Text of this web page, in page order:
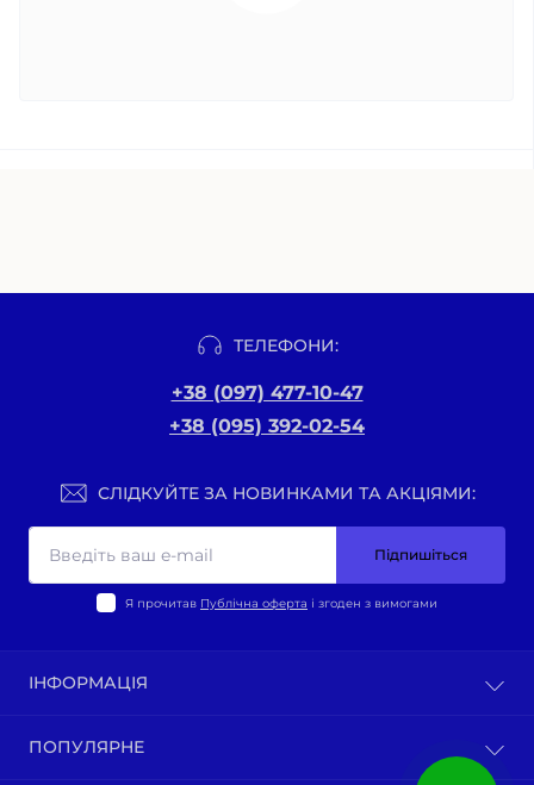
ТЕЛЕФОНИ:
+38 (097) 477-10-47
+38 (095) 392-02-54
СЛІДКУЙТЕ ЗА НОВИНКАМИ ТА АКЦІЯМИ:
Підпишіться
Я прочитав Публічна оферта і згоден з вимогами
ІНФОРМАЦІЯ
Політика конфіденційності
ПОПУЛЯРНЕ